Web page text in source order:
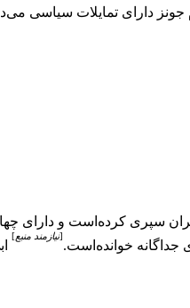
جونز دارای تمایلات سیاسی
سپری کرده‌است و دارای
خوانده‌است.
[نیازمند منبع]